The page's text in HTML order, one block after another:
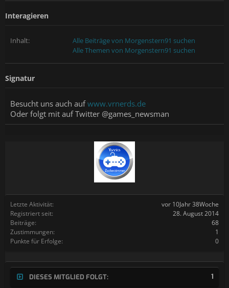
Letzte Aktivität:
vor 10Jahr 38Woche
Registriert seit:
28. August 2014
Beiträge:
68
Zustimmungen:
1
Punkte für Erfolge:
0
DIESES MITGLIED FOLGT: 1
Interagieren
Inhalt:
Alle Beiträge von Morgenstern91 suchen
Alle Themen von Morgenstern91 suchen
Signatur
Besucht uns auch aufwww.vrnerds.de
Oder folgt mit auf Twitter @games_newsman